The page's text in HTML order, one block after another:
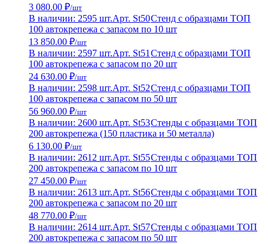
3 080.00 ₽/шт
В наличии: 2595 шт.Арт. St50Стенд с образцами ТОП
100 автокрепежа с запасом по 10 шт
13 850.00 ₽/шт
В наличии: 2597 шт.Арт. St51 Стенд с образцами ТОП
100 автокрепежа с запасом по 20 шт
24 630.00 ₽/шт
В наличии: 2598 шт.Арт. St52Стенд с образцами ТОП
100 автокрепежа с запасом по 50 шт
56 960.00 ₽/шт
В наличии: 2600 шт.Арт. St53Стенды с образцами ТОП
200 автокрепежа (150 пластика и 50 металла)
6 130.00 ₽/шт
В наличии: 2612 шт.Арт. St55Стенды с образцами ТОП
200 автокрепежа с запасом по 10 шт
27 450.00 ₽/шт
В наличии: 2613 шт.Арт. St56Стенды с образцами ТОП
200 автокрепежа с запасом по 20 шт
48 770.00 ₽/шт
В наличии: 2614 шт.Арт. St57Стенды с образцами ТОП
200 автокрепежа с запасом по 50 шт